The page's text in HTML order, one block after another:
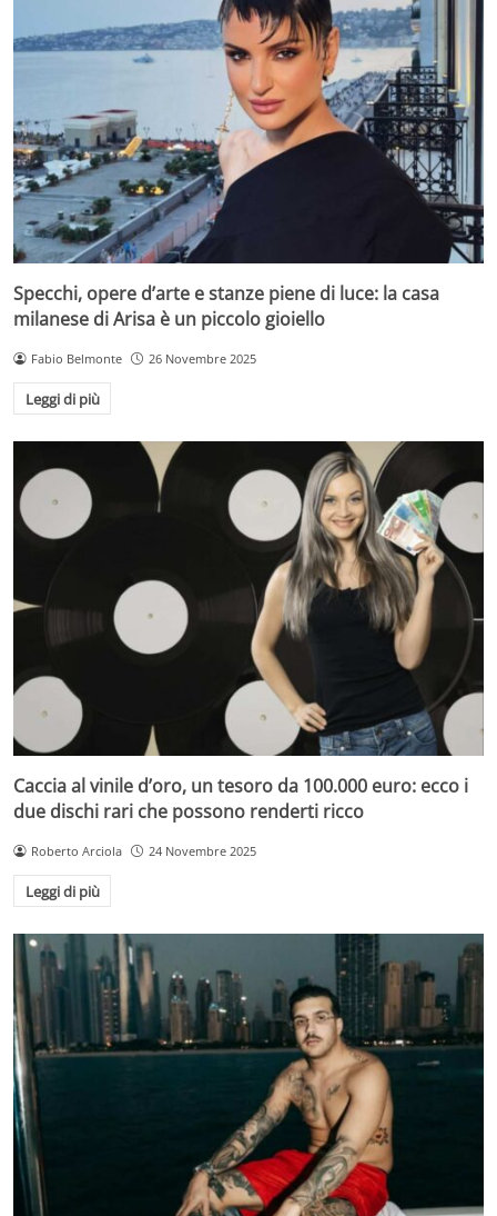
Specchi, opere d’arte e stanze piene di luce: la casa
milanese di Arisa è un piccolo gioiello
Fabio Belmonte 26 Novembre 2025
Leggi di più
Caccia al vinile d’oro, un tesoro da 100.000 euro: ecco i
due dischi rari che possono renderti ricco
Roberto Arciola 24 Novembre 2025
Leggi di più